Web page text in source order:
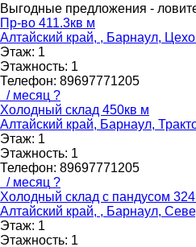
Выгодные предложения -
Пр-во 411.3кв м
Алтайский край, , Барнаул,
Этаж: 1
Этажность: 1
Телефон: 89697771205
/ месяц ?
Холодный склад 450кв м
Алтайский край, Барнаул,
Этаж: 1
Этажность: 1
Телефон: 89697771205
/ месяц ?
Холодный склад с пандусом
Алтайский край, , Барнаул,
Этаж: 1
Этажность: 1